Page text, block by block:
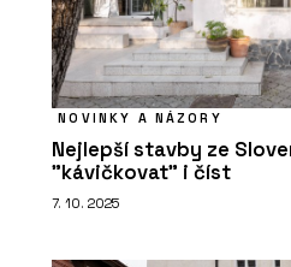
NOVINKY A NÁZORY
Nejlepší stavby ze
"kávičkovat" i číst
7. 10. 2025